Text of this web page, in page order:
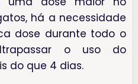
há a necessidade
dose durante todo o
o uso do
do que 4 dias.